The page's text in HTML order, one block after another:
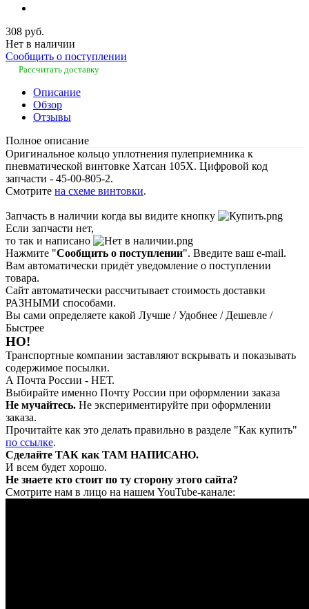
308 руб.
Нет в наличии
Сообщить о поступлении
Рассчитать доставку
Описание
Обзор
Отзывы
Полное описание
Оригинальное кольцо уплотнения пулеприемника к
пневматической винтовке Хатсан 105Х. Цифровой код
запчасти - 45-00-805-2.
Смотрите на схеме винтовки.
Запчасть в наличии когда вы видите кнопку
Если запчасти нет,
то так и написано
Нажмите "Сообщить о поступлении". Введите ваш e-mail.
Вам автоматически придёт уведомление о поступлении
товара.
Сайт автоматически рассчитывает стоимость доставки
РАЗНЫМИ способами.
Вы сами определяете какой Лучше / Удобнее / Дешевле /
Быстрее
НО!
Транспортные компании заставляют вскрывать и показывать
содержимое посылки.
А Почта России - НЕТ.
Выбирайте именно Почту России при оформлении заказа
Не мучайтесь. Не экспериментируйте при оформлении
заказа.
Прочитайте как это делать правильно в разделе "Как купить"
по ссылке.
Сделайте ТАК как ТАМ НАПИСАНО.
И всем будет хорошо.
Не знаете кто стоит по ту сторону этого сайта?
Смотрите нам в лицо на нашем YouTube-канале: